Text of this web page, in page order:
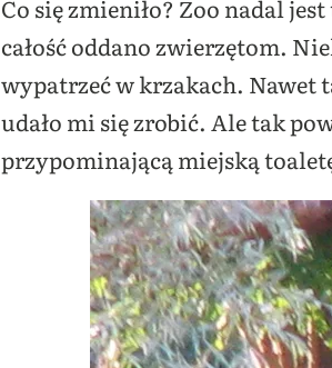
Co się zmieniło? Zoo nadal
całość oddano zwierzętom.
wypatrzeć w krzakach. Nawet
udało mi się zrobić. Ale tak
przypominającą miejską